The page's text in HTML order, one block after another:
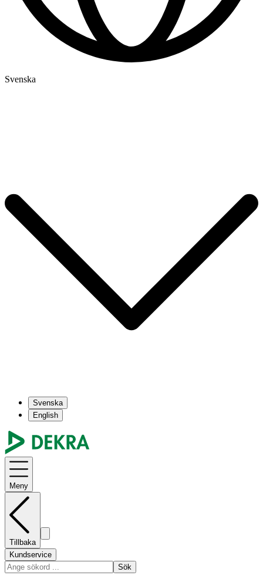
Svenska
Svenska
English
Meny
Tillbaka
Kundservice
Sök